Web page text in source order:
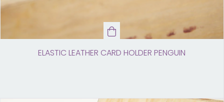
ELASTIC LEATHER CARD HOLDER PENGUIN